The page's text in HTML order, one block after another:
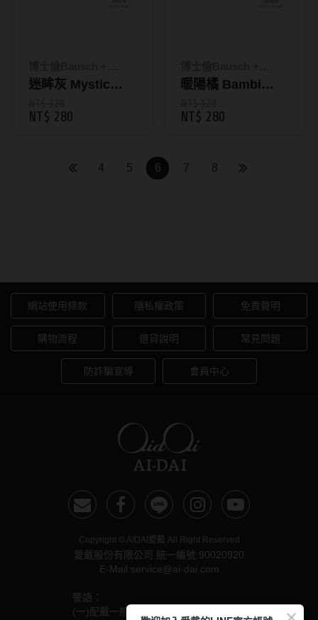
Lomb
迷眸灰 Mystic
色日拋10片裝
NT$ 280
Lomb
暖陽橘 Bambi
暮光彩色日拋10片
NT$ 280
4 5 6 7 8
網站使用條款 隱私權政策 免責聲明
購物流程 退貨說明 常見問題
防詐騙宣導 會員中心
Copyright © AIDAI愛戴 All Right Reserved
愛戴股份有限公司 統一編號:90020920
E-Mail:service@ai-dai.com
警語：
(一)配戴一般隱形眼鏡須經眼科醫師驗光配鏡取得處